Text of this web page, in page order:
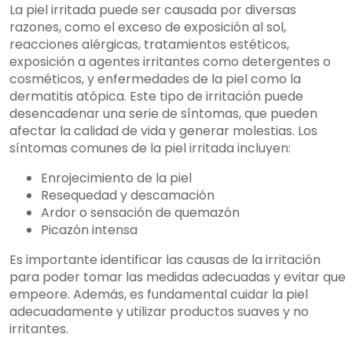
La piel irritada puede ser causada por diversas
razones, como el exceso de exposición al sol,
reacciones alérgicas, tratamientos estéticos,
exposición a agentes irritantes como detergentes o
cosméticos, y enfermedades de la piel como la
dermatitis atópica. Este tipo de irritación puede
desencadenar una serie de síntomas, que pueden
afectar la calidad de vida y generar molestias. Los
síntomas comunes de la piel irritada incluyen:
Enrojecimiento de la piel
Resequedad y descamación
Ardor o sensación de quemazón
Picazón intensa
Es importante identificar las causas de la irritación
para poder tomar las medidas adecuadas y evitar que
empeore. Además, es fundamental cuidar la piel
adecuadamente y utilizar productos suaves y no
irritantes.